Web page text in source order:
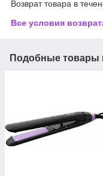
Возврат товара в
Все условия
Подобные товары